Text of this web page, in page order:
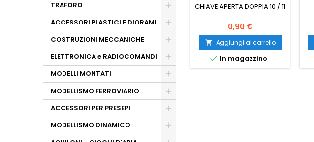
TRAFORO
ACCESSORI PLASTICI E DIORAMI
COSTRUZIONI MECCANICHE
ELETTRONICA e RADIOCOMANDI
MODELLI MONTATI
MODELLISMO FERROVIARIO
ACCESSORI PER PRESEPI
MODELLISMO DINAMICO
CHIAVE APERTA DOPPIA 10 / 11
0,90 €
 Aggiungi al carrello
 In magazzino